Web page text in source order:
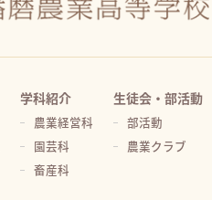
学科紹介
農業経営科
園芸科
畜産科
生徒会・部活動
部活動
農業クラブ